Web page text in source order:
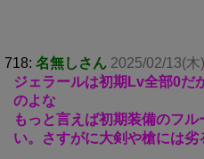
718: 名無しさん 2025/02/13(
ジェラールは初期Lv全部0だ
のよな
もっと言えば初期装備のフ
い。さすがに大剣や槍には劣